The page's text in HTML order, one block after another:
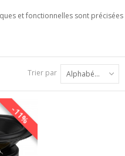
et fonctionnelles sont précisées
Trier par Alphabétique : A à Z
-11%